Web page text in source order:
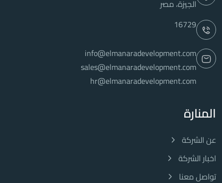
الجيزة، مصر
16729
info@elmanaradevelopment.com
sales@elmanaradevelopment.com
hr@elmanaradevelopment.com
المنارة
عن الشركة
اخبار الشركة
تواصل معنا